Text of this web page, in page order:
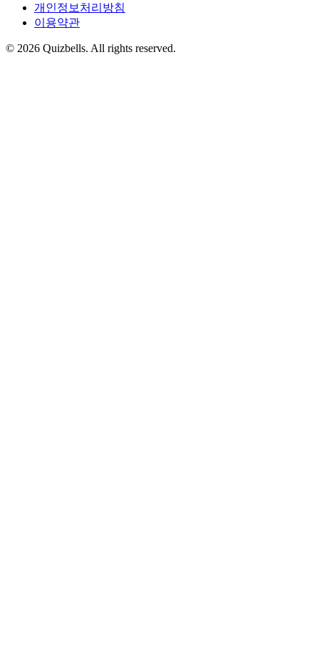
개인정보처리방침
이용약관
© 2026 Quizbells. All rights reserved.